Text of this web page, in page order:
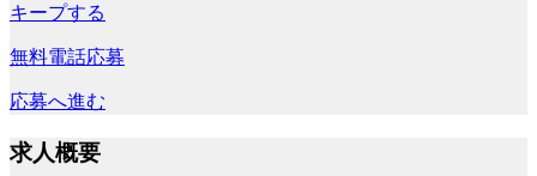
キープする
無料電話応募
応募へ進む
求人概要